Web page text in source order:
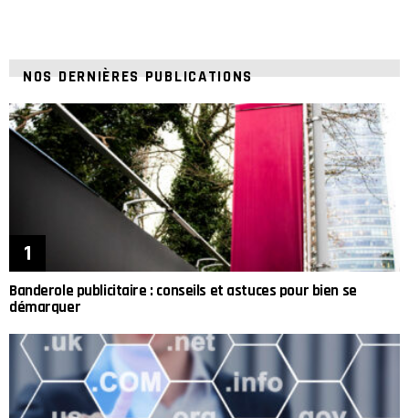
NOS DERNIÈRES PUBLICATIONS
Banderole publicitaire : conseils et astuces pour bien se
démarquer